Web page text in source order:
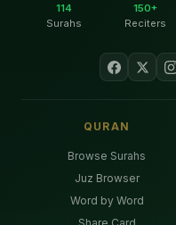
114
Surahs
150+
Reciters
QURAN
Browse Surahs
Juz Browser
Word by Word